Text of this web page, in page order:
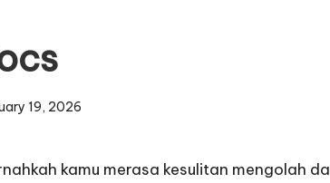
19, 2026
kamu merasa kesulitan mengolah